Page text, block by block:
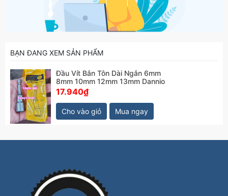
BẠN ĐANG XEM SẢN PHẨM
Đầu Vít Bắn Tôn Dài Ngắn 6mm
8mm 10mm 12mm 13mm Dannio
17.940₫
Cho vào giỏ Mua ngay